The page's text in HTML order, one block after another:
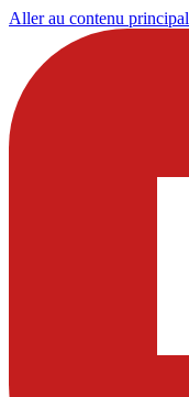
Aller au contenu principal